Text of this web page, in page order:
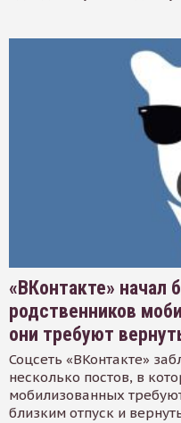
«ВКонтакте» начал
родственников
они требуют
Соцсеть «ВКонтакте»
несколько постов, в
мобилизованных
близким отпуск и